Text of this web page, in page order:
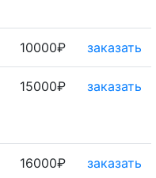
10000₽ заказать
15000₽ заказать
16000₽ заказать